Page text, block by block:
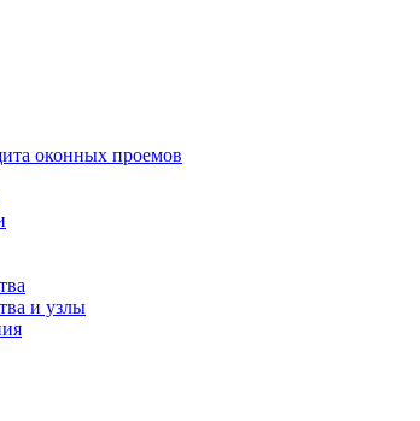
оконных проемов
и узлы